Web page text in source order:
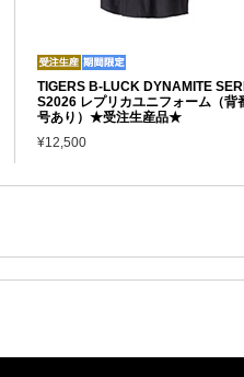
TIGERS B-LUCK DYNAMITE
S2026 レプリカユニフォーム（背
号あり）★受注生産品★
¥12,500